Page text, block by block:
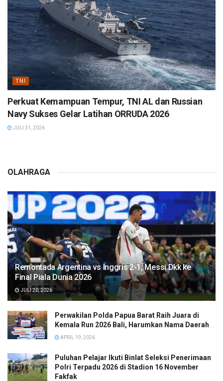
TNI
Perkuat Kemampuan Tempur, TNI AL dan Russian
Navy Sukses Gelar Latihan ORRUDA 2026
JULI 31, 2026
OLAHRAGA
Remontada Argentina vs Inggris 2-1, Messi Dkk ke
Final Piala Dunia 2026
JULI 20, 2026
Perwakilan Polda Papua Barat Raih Juara di
Kemala Run 2026 Bali, Harumkan Nama Daerah
APRIL 19, 2026
Puluhan Pelajar Ikuti Binlat Seleksi Penerimaan
Polri Terpadu 2026 di Stadion 16 November
Fakfak